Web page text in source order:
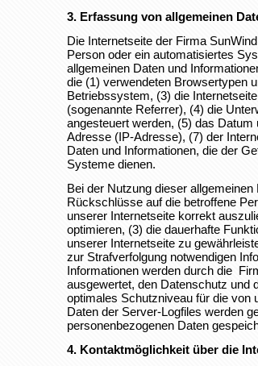
3. Erfassung von allgemeinen
Die Internetseite der Firma
Person oder ein automatisiertes
allgemeinen Daten und
die (1) verwendeten Browsertypen
Betriebssystem, (3) die
(sogenannte Referrer), (4) die
angesteuert werden, (5) das
Adresse (IP-Adresse), (7) der
Daten und Informationen, die der
Systeme dienen.
Bei der Nutzung dieser
Rückschlüsse auf die betroffene
unserer Internetseite korrekt
optimieren, (3) die dauerhafte
unserer Internetseite zu
zur Strafverfolgung notwendigen
Informationen werden durch die
ausgewertet, den Datenschutz und
optimales Schutzniveau für die von
Daten der Server-Logfiles werden
personenbezogenen Daten
4. Kontaktmöglichkeit über die